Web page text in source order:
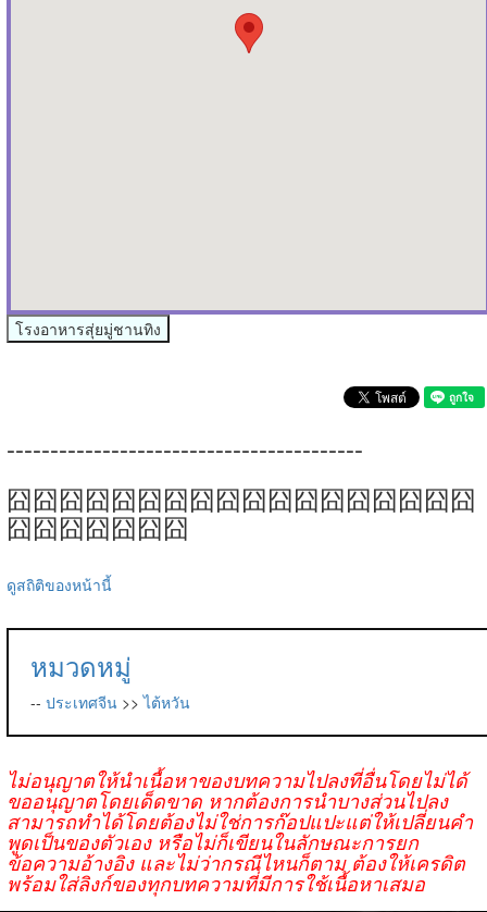
โรงอาหารสุ่ยมู่ชานทิง
-----------------------------------------
囧囧囧囧囧囧囧囧囧囧囧囧囧囧囧囧囧囧
囧囧囧囧囧囧囧
ดูสถิติของหน้านี้
หมวดหมู่
-- ประเทศจีน >>ไต้หวัน
ไม่อนุญาตให้นำเนื้อหาของบทความไปลงที่อื่นโดยไม่ได้
ขออนุญาตโดยเด็ดขาด หากต้องการนำบางส่วนไปลง
สามารถทำได้โดยต้องไม่ใช่การก๊อปแปะแต่ให้เปลี่ยนคำ
พูดเป็นของตัวเอง หรือไม่ก็เขียนในลักษณะการยก
ข้อความอ้างอิง และไม่ว่ากรณีไหนก็ตาม ต้องให้เครดิต
พร้อมใส่ลิงก์ของทุกบทความที่มีการใช้เนื้อหาเสมอ